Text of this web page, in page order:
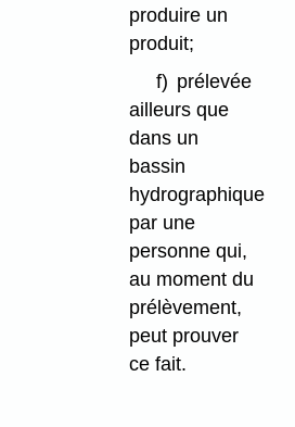
produire un
produit;
f) prélevée
ailleurs que
dans un
bassin
hydrographique
par une
personne qui,
au moment du
prélèvement,
peut prouver
ce fait.